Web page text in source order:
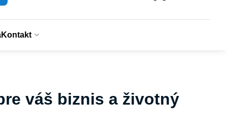
Kontakt
váš biznis a životný